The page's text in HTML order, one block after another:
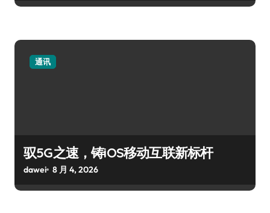
通讯
驭5G之速，铸iOS移动互联新标杆
dawei 8 月 4, 2026